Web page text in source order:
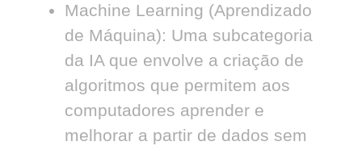
Machine Learning (Aprendizado
de Máquina): Uma subcategoria
da IA que envolve a criação de
algoritmos que permitem aos
computadores aprender e
melhorar a partir de dados sem